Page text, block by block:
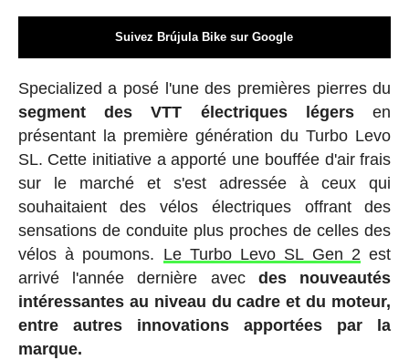
Suivez Brújula Bike sur Google
Specialized a posé l'une des premières pierres du
segment des VTT électriques légersen
présentant la première génération du Turbo Levo
SL. Cette initiative a apporté une bouffée d'air frais
sur le marché et s'est adressée à ceux qui
souhaitaient des vélos électriques offrant des
sensations de conduite plus proches de celles des
vélos à poumons. Le Turbo Levo SL Gen 2 est
arrivé l'année dernière avec des nouveautés
intéressantes au niveau du cadre et du moteur,
entre autres innovations apportées par la
marque.